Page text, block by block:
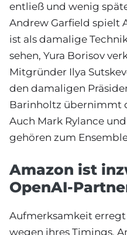
entließ und wenig
Andrew Garfield spielt
ist als damalige
sehen, Yura Borisov
Mitgründer Ilya
den damaligen
Barinholtz übernimmt
Auch Mark Rylance
gehören zum
Amazon ist
OpenAI-
Aufmerksamkeit
wegen ihres Timings.